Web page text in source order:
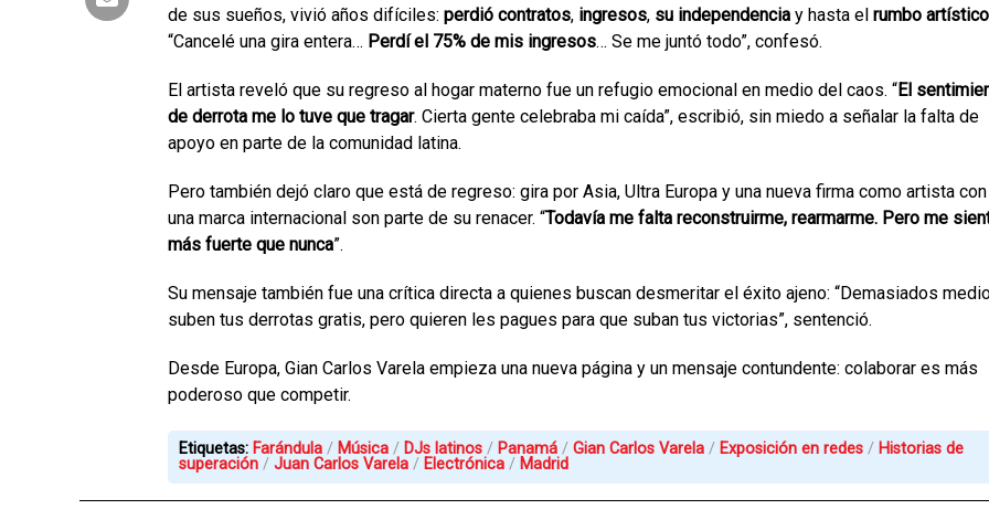
de sus sueños, vivió años difíciles: perdió contratos, ingresos, su independencia y hasta el rumbo artístico
“Cancelé una gira entera… Perdí el 75% de mis ingresos… Se me juntó todo”, confesó.
El artista reveló que su regreso al hogar materno fue un refugio emocional en medio del caos. “El
de derrota me lo tuve que tragar. Cierta gente celebraba mi caída”, escribió, sin miedo a señalar la falta de
apoyo en parte de la comunidad latina.
Pero también dejó claro que está de regreso: gira por Asia, Ultra Europa y una nueva firma como artista con
una marca internacional son parte de su renacer. “Todavía me falta reconstruirme, rearmarme. Pero me
más fuerte que nunca”.
Su mensaje también fue una crítica directa a quienes buscan desmeritar el éxito ajeno: “Demasiados
suben tus derrotas gratis, pero quieren les pagues para que suban tus victorias”, sentenció.
Desde Europa, Gian Carlos Varela empieza una nueva página y un mensaje contundente: colaborar es más
poderoso que competir.
Etiquetas: Farándula Música DJs latinos Panamá Gian Carlos Varela Exposición en redes
Historias de
superación
Juan Carlos Varela Electrónica Madrid